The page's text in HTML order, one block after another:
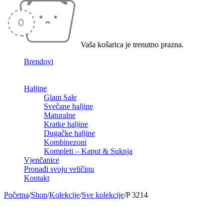
Vaša košarica je trenutno prazna.
Brendovi
Haljine
Glam Sale
Svečane haljine
Maturalne
Kratke haljine
Dugačke haljine
Kombinezoni
Kompleti – Kaput & Suknja
Vjenčanice
Pronađi svoju veličinu
Kontakt
Početna/Shop/Kolekcije/Sve kolekcije/P 3214